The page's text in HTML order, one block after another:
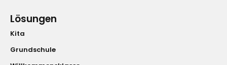
Lösungen
Kita
Grundschule